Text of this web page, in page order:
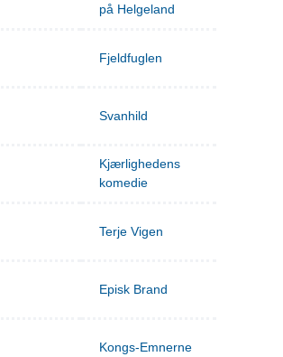
på Helgeland
Fjeldfuglen
Svanhild
Kjærlighedens
komedie
Terje Vigen
Episk Brand
Kongs-Emnerne